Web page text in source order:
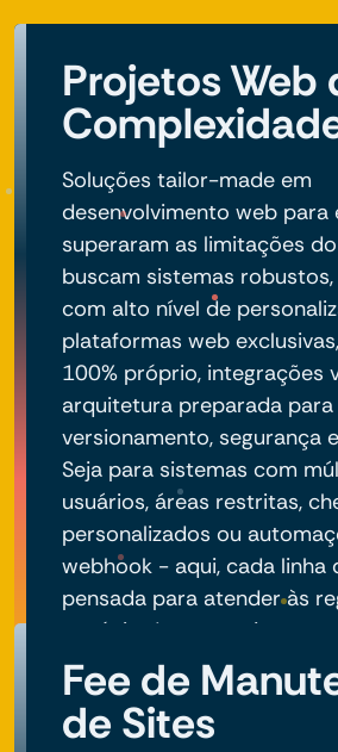
Projetos Web
Soluções tailor-made em
desenvolvimento web para
superaram as limitações
buscam sistemas
com alto nível de
plataformas web
100% próprio, integrações
arquitetura preparada para
versionamento, segurança
Seja para sistemas com
usuários, áreas restritas,
personalizados ou
webhook - aqui, cada linha
pensada para atender às
negócio do seu projeto.
Fee de
de Sites